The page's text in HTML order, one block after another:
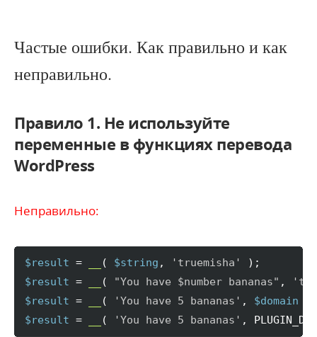
Частые ошибки. Как правильно и как
неправильно.
Правило 1. Не используйте
переменные в функциях перевода
WordPress
Неправильно:
$result = ( $string , 'truemisha' )
$result = ( "You have $number bananas" ,
$result = ( 'You have 5 bananas' , $domain
$result = ( 'You have 5 bananas' ,